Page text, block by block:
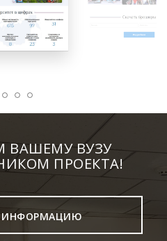
ВАШЕМУ ВУЗУ
ПРОЕКТА!
ИНФОРМАЦИЮ